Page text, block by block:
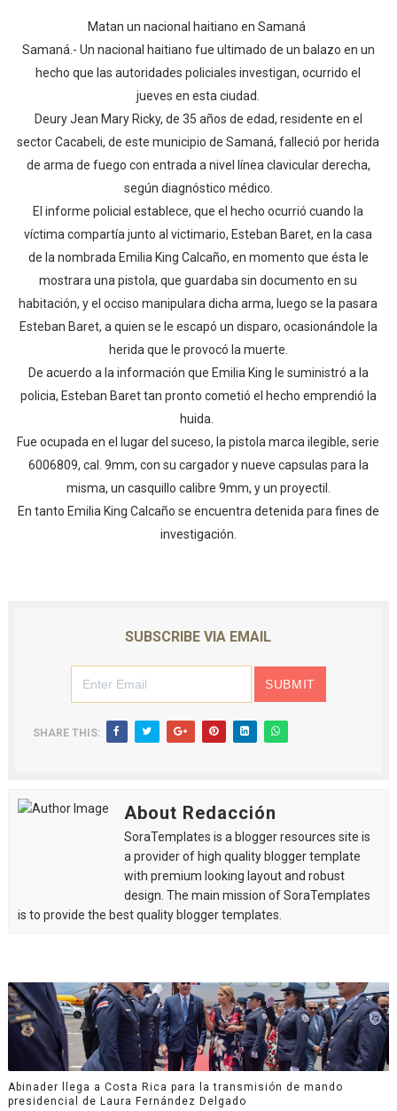
Matan un nacional haitiano en Samaná
Samaná.- Un nacional haitiano fue ultimado de un balazo en un
hecho que las autoridades policiales investigan, ocurrido el
jueves en esta ciudad.
Deury Jean Mary Ricky, de 35 años de edad, residente en el
sector Cacabeli, de este municipio de Samaná, falleció por herida
de arma de fuego con entrada a nivel línea clavicular derecha,
según diagnóstico médico.
El informe policial establece, que el hecho ocurrió cuando la
víctima compartía junto al victimario, Esteban Baret, en la casa
de la nombrada Emilia King Calcaño, en momento que ésta le
mostrara una pistola, que guardaba sin documento en su
habitación, y el occiso manipulara dicha arma, luego se la pasara
Esteban Baret, a quien se le escapó un disparo, ocasionándole la
herida que le provocó la muerte.
De acuerdo a la información que Emilia King le suministró a la
policia, Esteban Baret tan pronto cometió el hecho emprendió la
huida.
Fue ocupada en el lugar del suceso, la pistola marca ilegible, serie
6006809, cal. 9mm, con su cargador y nueve capsulas para la
misma, un casquillo calibre 9mm, y un proyectil.
En tanto Emilia King Calcaño se encuentra detenida para fines de
investigación.
SUBSCRIBE VIA EMAIL
SHARE THIS:
About Redacción
SoraTemplates is a blogger resources site is
a provider of high quality blogger template
with premium looking layout and robust
design. The main mission of SoraTemplates
is to provide the best quality blogger templates.
Abinader llega a Costa Rica para la transmisión de mando
presidencial de Laura Fernández Delgado